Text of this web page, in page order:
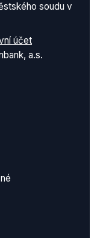
soudu v
účet
a.s.